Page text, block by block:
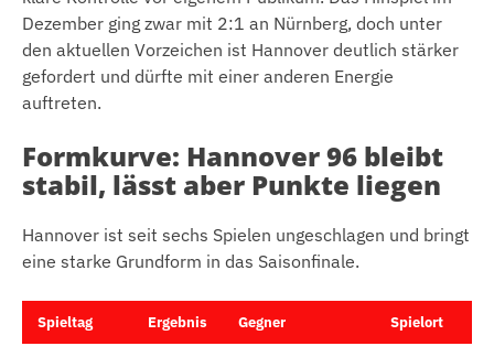
Dezember ging zwar mit 2:1 an Nürnberg, doch unter
den aktuellen Vorzeichen ist Hannover deutlich stärker
gefordert und dürfte mit einer anderen Energie
auftreten.
Formkurve: Hannover 96 bleibt
stabil, lässt aber Punkte liegen
Hannover ist seit sechs Spielen ungeschlagen und bringt
eine starke Grundform in das Saisonfinale.
Spieltag Ergebnis Gegner Spielort